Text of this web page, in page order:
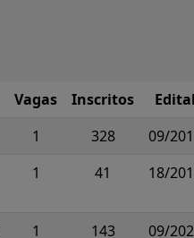
Vagas Inscritos
1 328
09/
1 41 18/
1 143
09/